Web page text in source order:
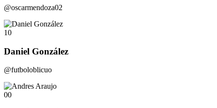
@oscarmendoza02
10
Daniel González
@futboloblicuo
00